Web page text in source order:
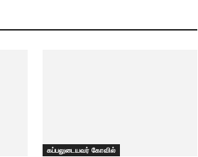
கப்பலுடையவர் கோவில்